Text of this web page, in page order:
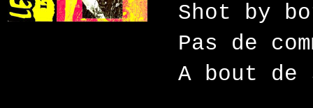
Shot by
Pas de
A bout